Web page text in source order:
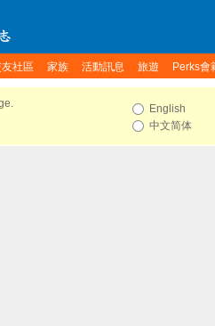
社區 家族 活動訊息 旅遊 Perks會
English
中文简体